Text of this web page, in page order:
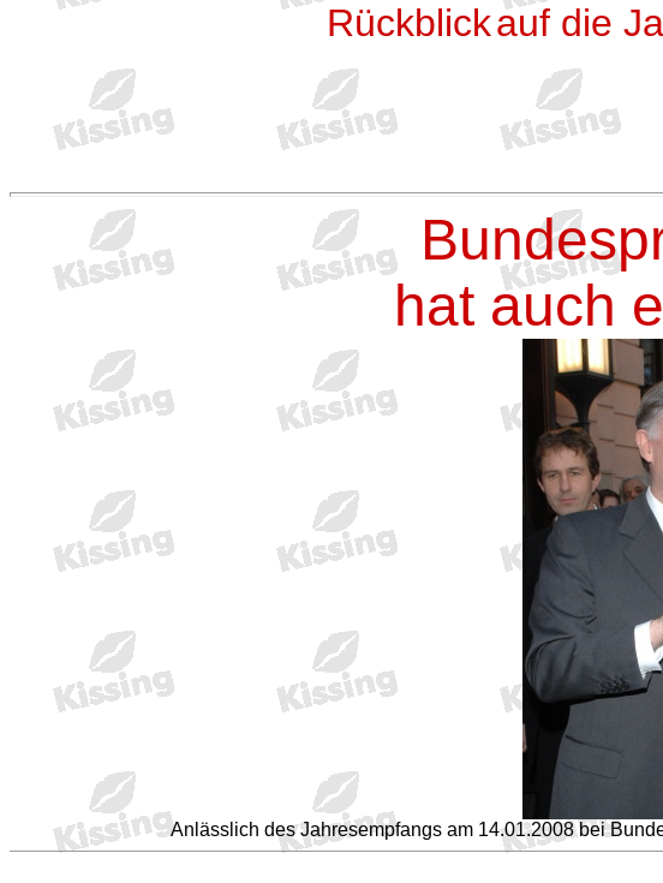
Rückblickauf die
hat auch
Anlässlich des Jahresempfangs am 14.01.2008 bei